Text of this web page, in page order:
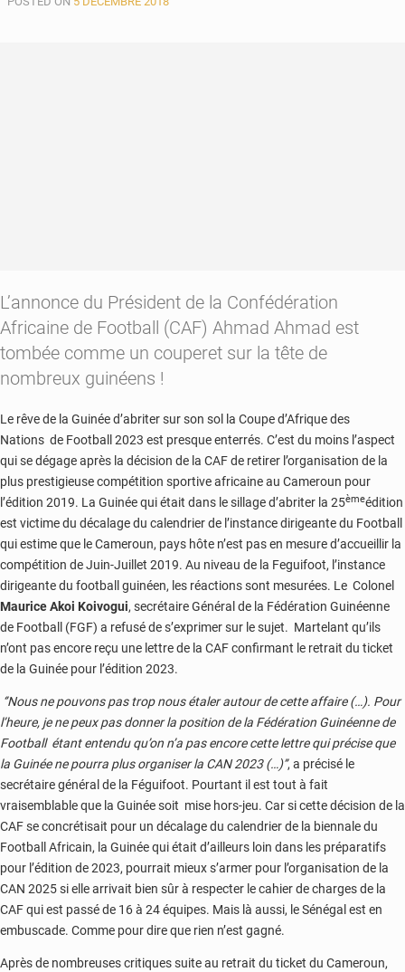
L’annonce du Président de la Confédération
Africaine de Football (CAF) Ahmad Ahmad est
tombée comme un couperet sur la tête de
nombreux guinéens !
Le rêve de la Guinée d’abriter sur son sol la Coupe d’Afrique des
Nations de Football 2023 est presque enterrés. C’est du moins l’aspect
qui se dégage après la décision de la CAF de retirer l’organisation de la
plus prestigieuse compétition sportive africaine au Cameroun pour
l’édition 2019. La Guinée qui était dans le sillage d’abriter la 25èmeédition
est victime du décalage du calendrier de l’instance dirigeante du Football
qui estime que le Cameroun, pays hôte n’est pas en mesure d’accueillir la
compétition de Juin-Juillet 2019. Au niveau de la Feguifoot, l’instance
dirigeante du football guinéen, les réactions sont mesurées. Le Colonel
Maurice Akoi Koivogui, secrétaire Général de la Fédération Guinéenne
de Football (FGF) a refusé de s’exprimer sur le sujet. Martelant qu’ils
n’ont pas encore reçu une lettre de la CAF confirmant le retrait du ticket
de la Guinée pour l’édition 2023.
‘’Nous ne pouvons pas trop nous étaler autour de cette affaire (…). Pour
l’heure, je ne peux pas donner la position de la Fédération Guinéenne de
Football étant entendu qu’on n’a pas encore cette lettre qui précise que
la Guinée ne pourra plus organiser la CAN 2023 (…)’’, a précisé le
secrétaire général de la Féguifoot. Pourtant il est tout à fait
vraisemblable que la Guinée soit mise hors-jeu. Car si cette décision de la
CAF se concrétisait pour un décalage du calendrier de la biennale du
Football Africain, la Guinée qui était d’ailleurs loin dans les préparatifs
pour l’édition de 2023, pourrait mieux s’armer pour l’organisation de la
CAN 2025 si elle arrivait bien sûr à respecter le cahier de charges de la
CAF qui est passé de 16 à 24 équipes. Mais là aussi, le Sénégal est en
embuscade. Comme pour dire que rien n’est gagné.
Après de nombreuses critiques suite au retrait du ticket du Cameroun,